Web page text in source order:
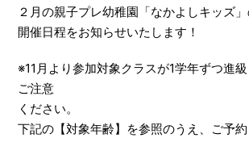
２月の親子プレ幼稚園「なかよしキッズ
開催日程をお知らせいたします！
※11月より参加対象クラスが1学年ずつ進
ご注意
ください。
下記の【対象年齢】を参照のうえ、ご予約